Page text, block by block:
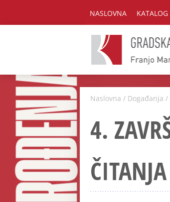
NASLOVNA KATALOG
Naslovna / Događanja /
4.